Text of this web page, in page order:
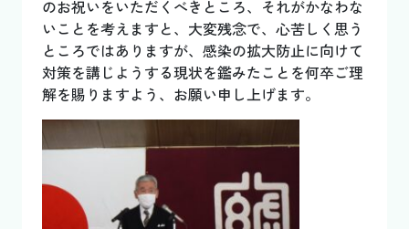
のお祝いをいただくべきところ、それがかなわな
いことを考えますと、大変残念で、心苦しく思う
ところではありますが、感染の拡大防止に向けて
対策を講じようする現状を鑑みたことを何卒ご理
解を賜りますよう、お願い申し上げます。